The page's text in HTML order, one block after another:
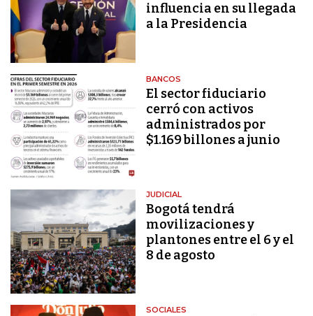
influencia en su llegada
a la Presidencia
BANCOS
El sector fiduciario
cerró con activos
administrados por
$1.169 billones a junio
JUDICIAL
Bogotá tendrá
movilizaciones y
plantones entre el 6 y el
8 de agosto
SOCIALES